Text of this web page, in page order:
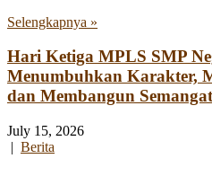
Selengkapnya »
Hari Ketiga MPLS SMP
Menumbuhkan Karakter,
dan Membangun
July 15, 2026
| Berita